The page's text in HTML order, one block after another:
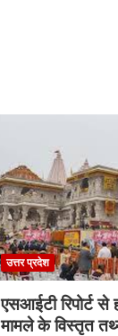
उत्तर प्रदेश
एसआईटी रिपोर्ट से
मामले के विस्तृत